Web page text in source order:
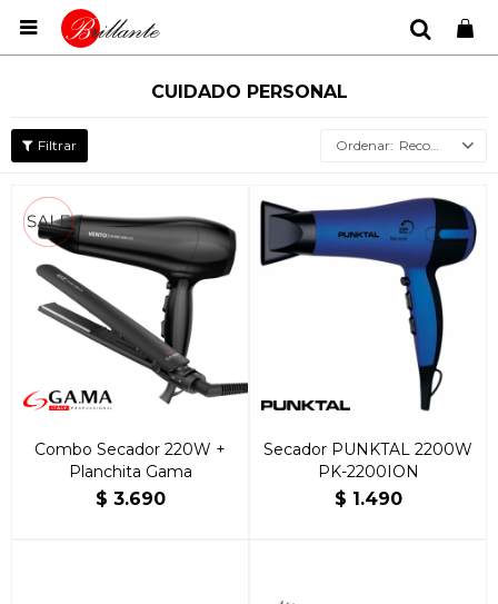

CUIDADO PERSONAL
Recomendados
Combo Secador 220W +
Planchita Gama
$ 3.690
Secador PUNKTAL 2200W
PK-2200ION
$ 1.490